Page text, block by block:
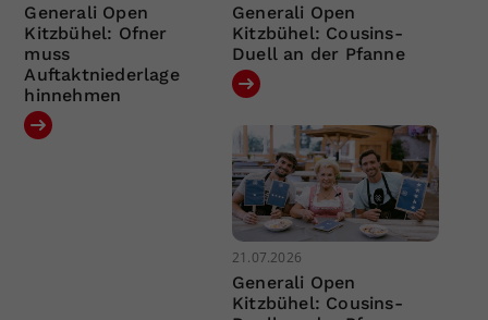
Generali Open
Kitzbühel: Ofner
muss
Auftaktniederlage
hinnehmen
Generali Open
Kitzbühel: Cousins-
Duell an der Pfanne
21.07.2026
Generali Open
Kitzbühel: Cousins-